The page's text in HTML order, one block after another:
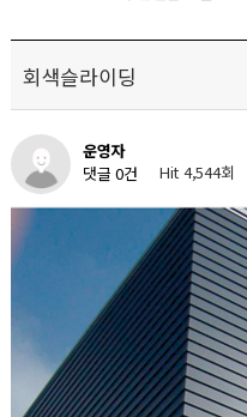
회색슬라이딩
운영자
댓글 0건
Hit 4,544회